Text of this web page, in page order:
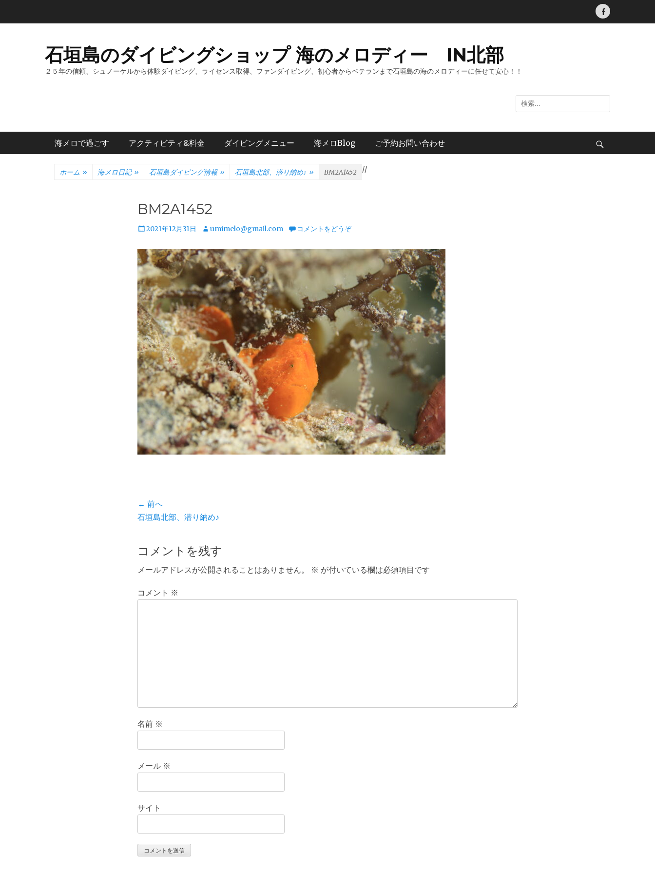
Facebook
石垣島のダイビングショップ 海のメロディー IN北部
２５年の信頼、シュノーケルから体験ダイビング、ライセンス取得、ファンダイビング、初心者からベテランまで石垣島の海のメロディーに任せて安心！！
検
索:
メインメニュー
海メロで過ごす アクティビティ&料金 ダイビングメニュー 海メロBlog ご予約お問い合わせ
ホーム » 海メロ日記 » /
石垣島ダイビング情報 » /
石垣島北部、潜り納め♪ » BM2A1452
BM2A1452
投
日
2021年12月31日
投
者
umimelo@gmail.com コメントをどうぞ
投
稿
ビ
ゲ
ー
← 前へ
前
稿:
石垣島北部、潜り納め♪
コメントを残す
メールアドレスが公開されることはありません。 ※ が付いている欄は必須項目です
コメント ※
名前 ※
メール ※
サイト